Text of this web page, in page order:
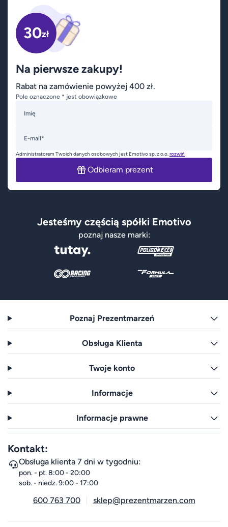
30zł
Na pierwsze zakupy!
Rabat na zamówienie powyżej 400 zł.
Pole oznaczone * jest obowiązkowe
Imię
E-mail*
Administratorem Twoich danych osobowych jest Emotivo sp. z o.o.rozwiń
Odbieram prezent
Jesteśmy częścią spółki Emotivo
poznaj nasze marki:
Poznaj Prezentmarzeń
Obsługa Klienta
Twoje konto
Informacje
Informacje prawne
Kontakt:
Obsługa klienta 7 dni w tygodniu:
pon. - pt. 8:00 - 20:00
sob. - niedz. 9:00 - 17:00
600 763 700 sklep@prezentmarzen.com